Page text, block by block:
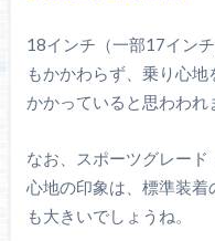
18インチ（一部17イン
もかかわらず、乗り心
かかっていると思わわれ
なお、スポーツグレード
心地の印象は、標準装
も大きいでしょうね。